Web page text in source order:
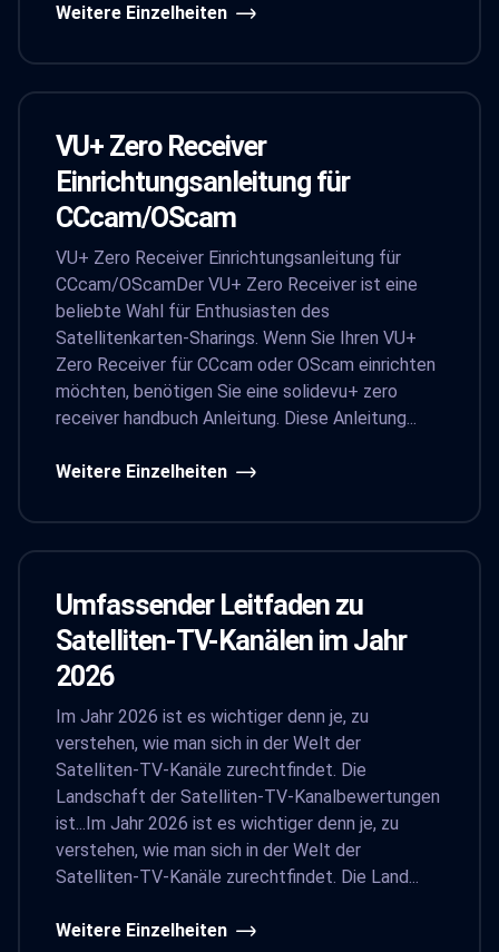
Weitere Einzelheiten
VU+ Zero Receiver
Einrichtungsanleitung für
CCcam/OScam
VU+ Zero Receiver Einrichtungsanleitung für
CCcam/OScamDer VU+ Zero Receiver ist eine
beliebte Wahl für Enthusiasten des
Satellitenkarten-Sharings. Wenn Sie Ihren VU+
Zero Receiver für CCcam oder OScam einrichten
möchten, benötigen Sie eine solidevu+ zero
receiver handbuch Anleitung. Diese Anleitung...
Weitere Einzelheiten
Umfassender Leitfaden zu
Satelliten-TV-Kanälen im Jahr
2026
Im Jahr 2026 ist es wichtiger denn je, zu
verstehen, wie man sich in der Welt der
Satelliten-TV-Kanäle zurechtfindet. Die
Landschaft der Satelliten-TV-Kanalbewertungen
ist...Im Jahr 2026 ist es wichtiger denn je, zu
verstehen, wie man sich in der Welt der
Satelliten-TV-Kanäle zurechtfindet. Die Land...
Weitere Einzelheiten